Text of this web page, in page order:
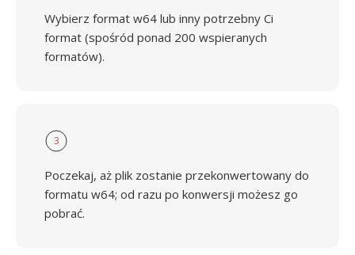
Wybierz format w64 lub inny potrzebny Ci
format (spośród ponad 200 wspieranych
formatów).
3
Poczekaj, aż plik zostanie przekonwertowany do
formatu w64; od razu po konwersji możesz go
pobrać.